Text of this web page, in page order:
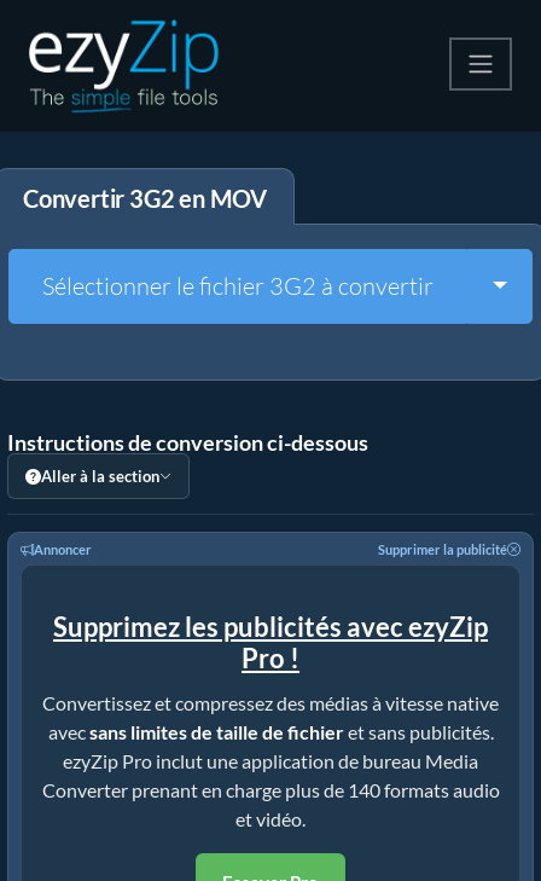
Décompresser
Autres outils
Convertir 3G2 en MOV
Sélectionner le fichier 3G2 à convertir
Instructions de conversion ci-dessous
Aller à la section
Annoncer Supprimer la publicité
Supprimez les publicités avec ezyZip
Pro !
Convertissez et compressez des médias à vitesse native
avecsans limites de taille de fichieret sans publicités.
ezyZip Pro inclut une application de bureau Media
Converter prenant en charge plus de 140 formats audio
et vidéo.